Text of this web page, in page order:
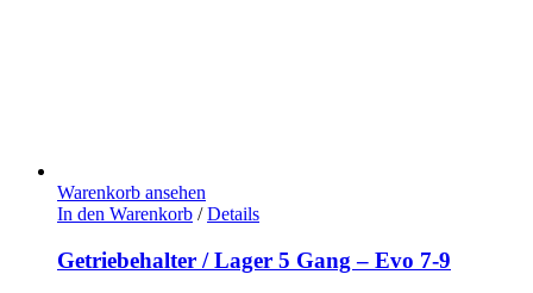
Warenkorb ansehen
In den Warenkorb / Details
Getriebehalter / Lager 5 Gang – Evo 7-9